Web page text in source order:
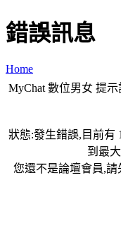
錯誤訊息
Home
MyChat 數位男女 提示
狀態:發生錯誤,目前有
到最
您還不是論壇會員,請